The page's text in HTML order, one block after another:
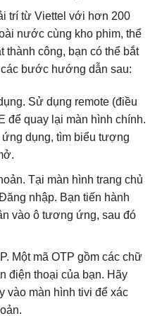
trí từ Viettel với hơn 200
nước cùng kho phim, thể
thành công, bạn có thể bắt
bước hướng dẫn sau:
Sử dụng remote (điều
để quay lại màn hình chính.
dụng, tìm biểu tượng
Tại màn hình trang chủ
nhập. Bạn tiến hành
vào ô tương ứng, sau đó
Một mã OTP gồm các chữ
điện thoại của bạn. Hãy
vào màn hình tivi để xác